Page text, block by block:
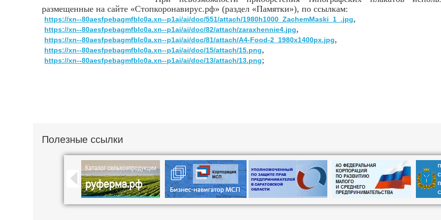
размещенные на сайте «Стопкоронавирус.рф» (раздел «Памятки»), по ссылкам:
https://xn--80aesfpebagmfblc0a.xn--p1ai/ai/doc/551/attach/1980h1000_ZachemMaski_1_.jpg,
https://xn--80aesfpebagmfblc0a.xn--p1ai/ai/doc/82/attach/zaraxhennie4.jpg,
https://xn--80aesfpebagmfblc0a.xn--p1ai/ai/doc/81/attach/A4-Food-2_1980x1400px.jpg,
https://xn--80aesfpebagmfblc0a.xn--p1ai/ai/doc/15/attach/15.png,
https://xn--80aesfpebagmfblc0a.xn--p1ai/ai/doc/13/attach/13.png;
Полезные ссылки